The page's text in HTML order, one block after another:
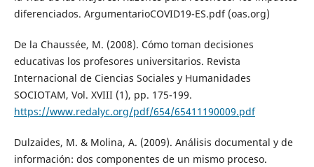
diferenciados. ArgumentarioCOVID19-ES.pdf (oas.org)
De la Chaussée, M. (2008). Cómo toman decisiones
educativas los profesores universitarios. Revista
Internacional de Ciencias Sociales y Humanidades
SOCIOTAM, Vol. XVIII (1), pp. 175-199.
https://www.redalyc.org/pdf/654/65411190009.pdf
Dulzaides, M. & Molina, A. (2009). Análisis documental y de
información: dos componentes de un mismo proceso.